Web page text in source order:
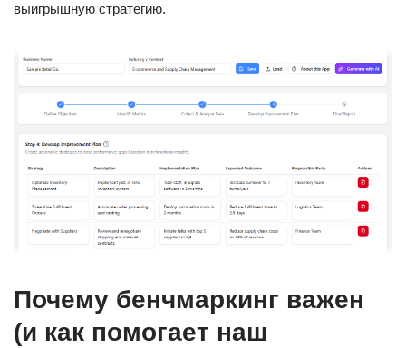
выигрышную стратегию.
Почему бенчмаркинг важен
(и как помогает наш